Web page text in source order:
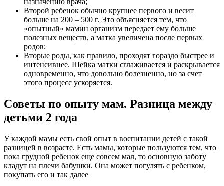
назначению врача;
Второй ребенок обычно крупнее первого и весит
больше на 200 – 500 г. Это объясняется тем, что
«опытный» мамин организм передает ему больше
полезных веществ, а матка увеличена после первых
родов;
Вторые роды, как правило, проходят гораздо быстрее и
интенсивнее. Шейка матки сглаживается и раскрывается
одновременно, что довольно болезненно, но за счет
этого процесс ускоряется.
Советы по опыту мам. Разница между
детьми 2 года
У каждой мамы есть свой опыт в воспитании детей с такой
разницей в возрасте. Есть мамы, которые пользуются тем, что
пока грудной ребенок еще совсем мал, то основную заботу
кладут на плечи бабушки. Она может погулять с ребенком,
покупать его и так далее